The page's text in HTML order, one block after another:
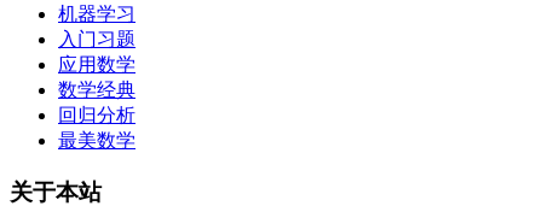
机器学习
入门习题
应用数学
数学经典
回归分析
最美数学
关于本站